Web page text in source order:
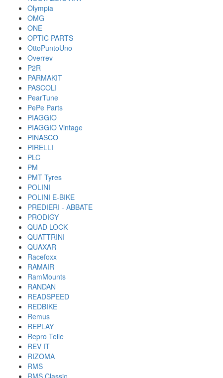
Olympia
OMG
ONE
OPTIC PARTS
OttoPuntoUno
Overrev
P2R
PARMAKIT
PASCOLI
PearTune
PePe Parts
PIAGGIO
PIAGGIO Vintage
PINASCO
PIRELLI
PLC
PM
PMT Tyres
POLINI
POLINI E-BIKE
PREDIERI - ABBATE
PRODIGY
QUAD LOCK
QUATTRINI
QUAXAR
Racefoxx
RAMAIR
RamMounts
RANDAN
READSPEED
REDBIKE
Remus
REPLAY
Repro Teile
REV IT
RIZOMA
RMS
RMS Classic